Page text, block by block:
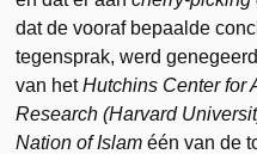
dat de vooraf bepaalde
tegensprak, werd
van hetHutchins Center for
Research (Harvard
Nation of Islam één van de